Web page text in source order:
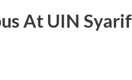
At UIN Syarif